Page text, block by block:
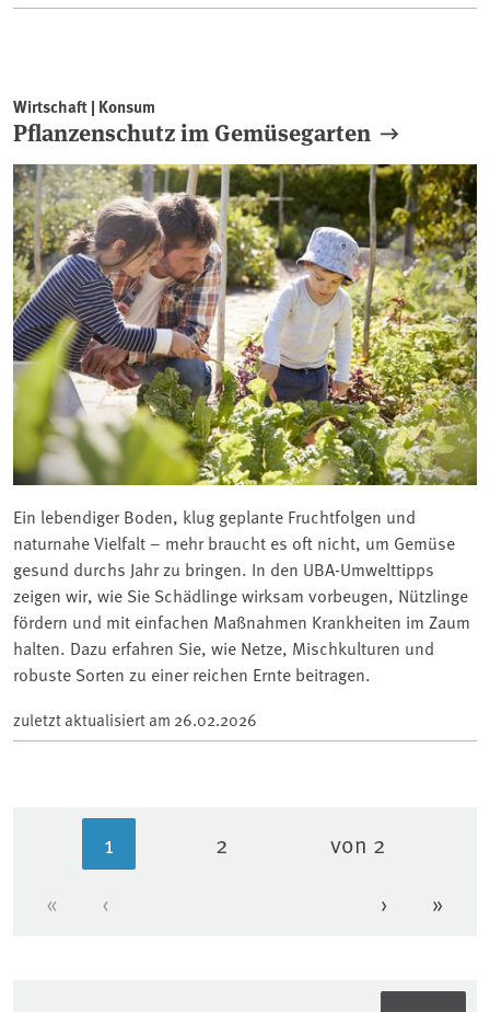
Wirtschaft | Konsum
Pflanzenschutz im Gemüsegarten
Ein lebendiger Boden, klug geplante Fruchtfolgen und
naturnahe Vielfalt – mehr braucht es oft nicht, um Gemüse
gesund durchs Jahr zu bringen. In den UBA-Umwelttipps
zeigen wir, wie Sie Schädlinge wirksam vorbeugen, Nützlinge
fördern und mit einfachen Maßnahmen Krankheiten im Zaum
halten. Dazu erfahren Sie, wie Netze, Mischkulturen und
robuste Sorten zu einer reichen Ernte beitragen.
zuletzt aktualisiert am 26.02.2026
Erste Seite
« Vorherige Seite
‹
Aktuelle Seite
1 Seite
2 von 2
Nächste
› »